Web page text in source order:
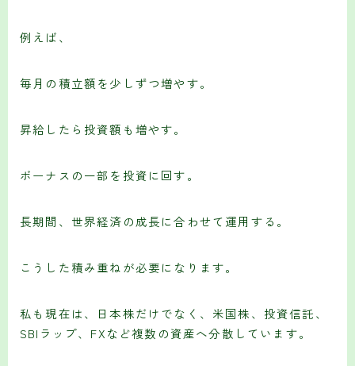
例えば、
毎月の積立額を少しずつ増やす。
昇給したら投資額も増やす。
ボーナスの一部を投資に回す。
長期間、世界経済の成長に合わせて運用する。
こうした積み重ねが必要になります。
私も現在は、日本株だけでなく、米国株、投資信託、
SBIラップ、FXなど複数の資産へ分散しています。